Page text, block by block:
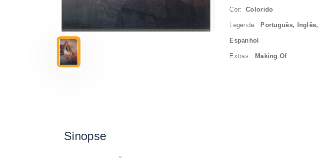
Cor:Colorido
Legenda: Português, Inglês,
Espanhol
Extras: Making Of
Sinopse